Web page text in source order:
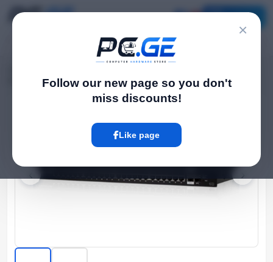
×
Follow our new page so you don't
miss discounts!
Like page
Managed PoE სვიჩი - EdgeSwitch 48 PoE 500W, Ubiquiti
‹